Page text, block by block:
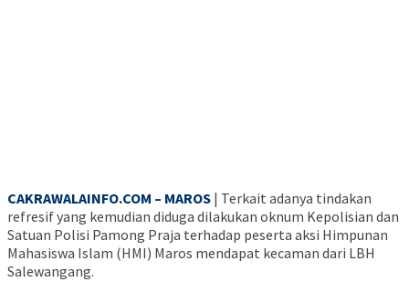
CAKRAWALAINFO.COM – MAROS | Terkait adanya tindakan
refresif yang kemudian diduga dilakukan oknum Kepolisian dan
Satuan Polisi Pamong Praja terhadap peserta aksi Himpunan
Mahasiswa Islam (HMI) Maros mendapat kecaman dari LBH
Salewangang.